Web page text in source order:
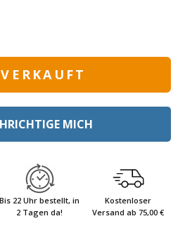
MICH
Bis 22 Uhr bestellt, in
2 Tagen da!
Kostenloser
Versand ab 75,00 €